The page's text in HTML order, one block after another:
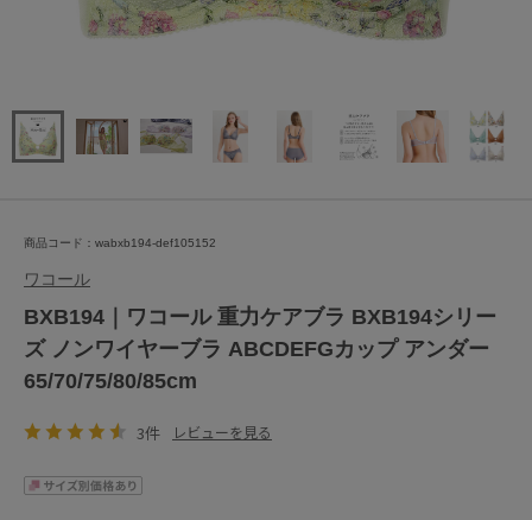
商品コード：wabxb194-def105152
ワコール
BXB194｜ワコール 重力ケアブラ BXB194シリー
ズ ノンワイヤーブラ ABCDEFGカップ アンダー
65/70/75/80/85cm
3件 レビューを見る